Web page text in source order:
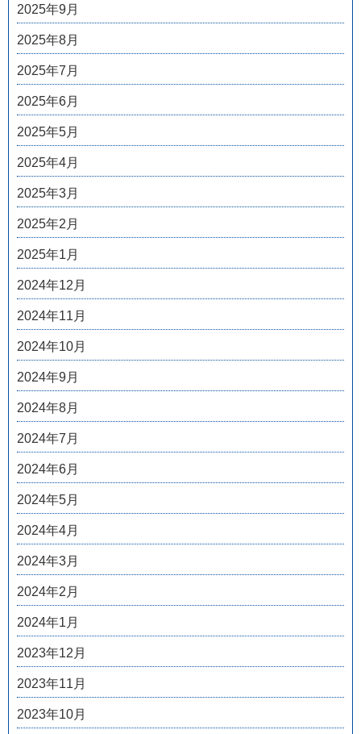
2025年9月
2025年8月
2025年7月
2025年6月
2025年5月
2025年4月
2025年3月
2025年2月
2025年1月
2024年12月
2024年11月
2024年10月
2024年9月
2024年8月
2024年7月
2024年6月
2024年5月
2024年4月
2024年3月
2024年2月
2024年1月
2023年12月
2023年11月
2023年10月